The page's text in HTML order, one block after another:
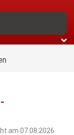
am 07.08.2026